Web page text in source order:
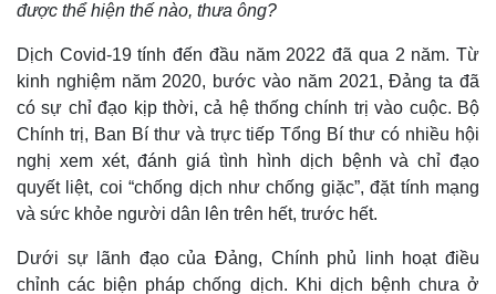
được thể hiện thế nào, thưa ông?
Dịch Covid-19 tính đến đầu năm 2022 đã qua 2 năm. Từ
kinh nghiệm năm 2020, bước vào năm 2021, Đảng ta đã
có sự chỉ đạo kịp thời, cả hệ thống chính trị vào cuộc. Bộ
Chính trị, Ban Bí thư và trực tiếp Tổng Bí thư có nhiều hội
nghị xem xét, đánh giá tình hình dịch bệnh và chỉ đạo
quyết liệt, coi “chống dịch như chống giặc”, đặt tính mạng
và sức khỏe người dân lên trên hết, trước hết.
Dưới sự lãnh đạo của Đảng, Chính phủ linh hoạt điều
chỉnh các biện pháp chống dịch. Khi dịch bệnh chưa ở